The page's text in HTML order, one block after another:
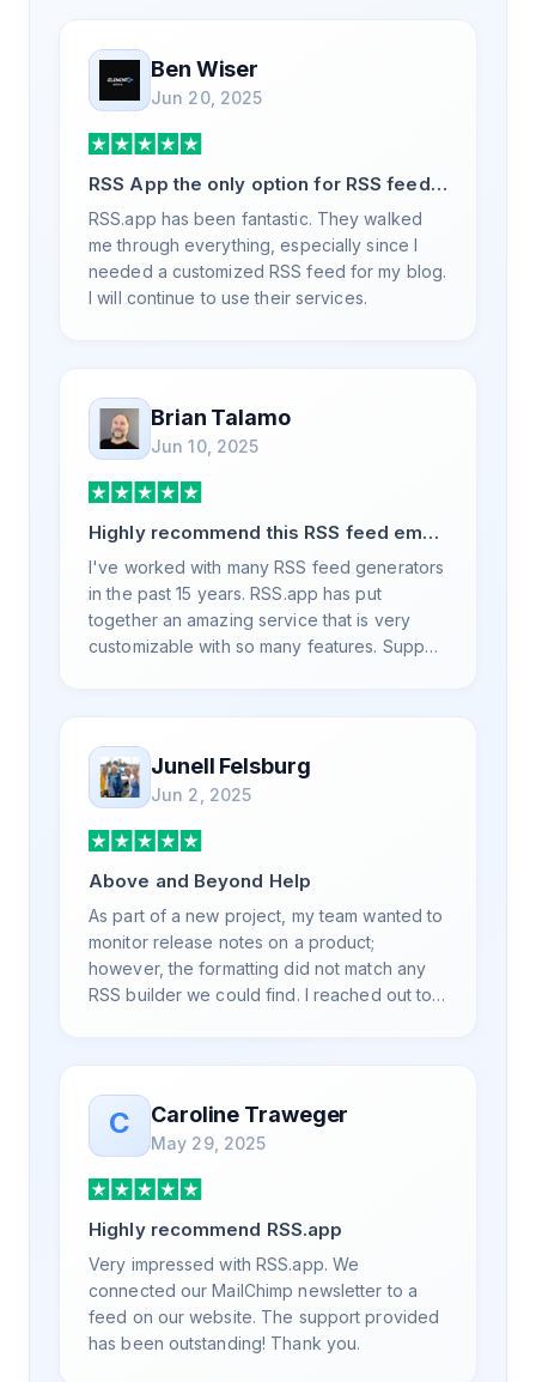
Ben Wiser
Jun 20, 2025
RSS App the only option for RSS feed
generation
RSS.app has been fantastic. They walked
me through everything, especially since I
needed a customized RSS feed for my blog.
I will continue to use their services.
Brian Talamo
Jun 10, 2025
Highly recommend this RSS feed email
/ widget generator service.
I've worked with many RSS feed generators
in the past 15 years. RSS.app has put
together an amazing service that is very
customizable with so many features. Support
your RSS feed needs. Our trucking news
hub website couldn't work without it. Thank
you.
Junell Felsburg
Jun 2, 2025
Above and Beyond Help
As part of a new project, my team wanted to
monitor release notes on a product;
however, the formatting did not match any
RSS builder we could find. I reached out to
was knowledgeable, kind, and clearly
wanted to understand the issue. It has been
a few weeks, but after many revisions and
direct support, all of my release notes are in
a way that my users understand and find
value in. Honestly, it has been an
exceptional experience, and I will be
pushing everyone I know to RSS.app for
their RSS needs.
C Caroline Traweger
May 29, 2025
Highly recommend RSS.app
Very impressed with RSS.app. We
connected our MailChimp newsletter to a
feed on our website. The support provided
has been outstanding! Thank you.